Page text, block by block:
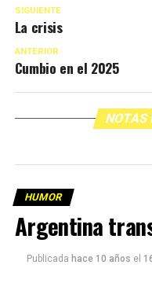
SIGUIENTE
La crisis
ANTERIOR
Cumbio en el 2025
NOTAS
HUMOR
Argentina
Publicada hace 10 años el